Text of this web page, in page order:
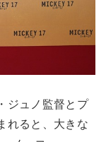
ジュノ監督とプ
れると、大きな